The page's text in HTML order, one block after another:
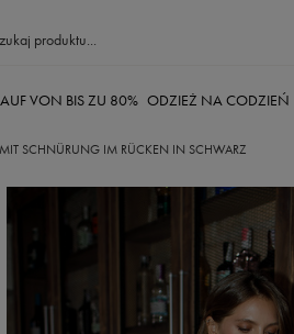
VON BIS ZU 80% ODZIEŻ NA CODZIEŃ
SCHNÜRUNG IM RÜCKEN IN SCHWARZ